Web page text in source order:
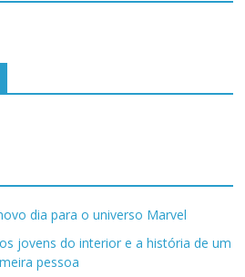
dia para o universo Marvel
jovens do interior e a história de um
pessoa